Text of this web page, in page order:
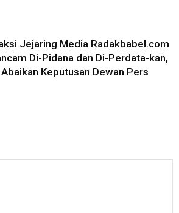
Jejaring Media Radakbabel.com
Di-Pidana dan Di-Perdata-kan,
Keputusan Dewan Pers